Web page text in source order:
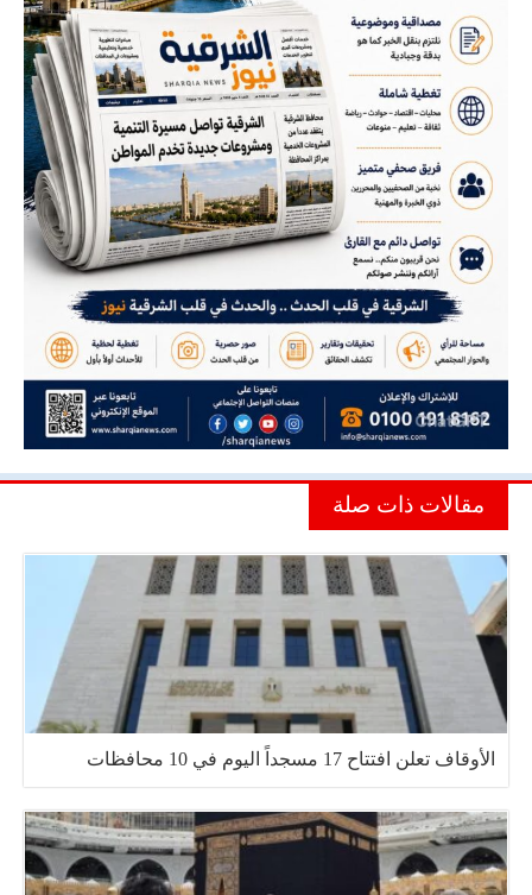
مقالات ذات صلة
الأوقاف تعلن افتتاح 17 مسجداً اليوم في 10 محافظات